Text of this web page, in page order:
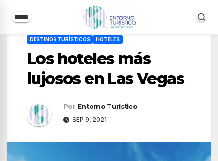
DESTINOS TURÍSTICOS HOTELES
Los hoteles más
lujosos en Las Vegas
Por Entorno Turístico
SEP 9, 2021